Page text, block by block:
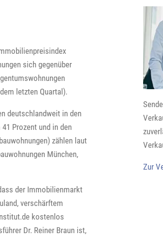
sich gegenüber
letzten Quartal).
deutschlandweit in den
Prozent und in den
zählen laut
München,
der Immobilienmarkt
verschärftem
kostenlos
Dr. Reiner Braun ist,
Zur